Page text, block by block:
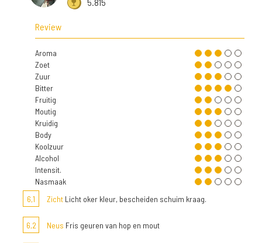
Review
Aroma
Zoet
Zuur
Bitter
Fruitig
Moutig
Kruidig
Body
Koolzuur
Alcohol
Intensit.
Nasmaak
6,1
Zicht Licht oker kleur, bescheiden schuim kraag.
6,2 Neus Fris geuren van hop en mout